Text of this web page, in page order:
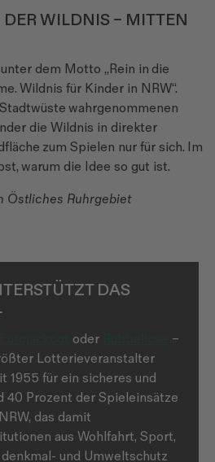
WILDNIS – MITTEN
dem Motto „Rein in die
Wildnis für Kinder in NRW“.
wahrgenommenen
die Wildnis in direkter
zum Spielen nur für sich. Im
warum die Idee so gut ist.
Östliches Ruhrgebiet
DAS
oder
–
Lotterieveranstalter
1955 für ein sicheres und
40 Prozent der Spieleinsätze
das damit
aus Wohlfahrt, Sport,
und Umweltschutz